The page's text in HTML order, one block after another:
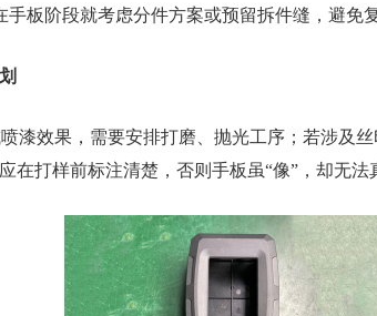
手板阶段就考虑分件方案或预留拆件缝，避免
效果，需要安排打磨、抛光工序；若涉及丝
在打样前标注清楚，否则手板虽“像”，却无法